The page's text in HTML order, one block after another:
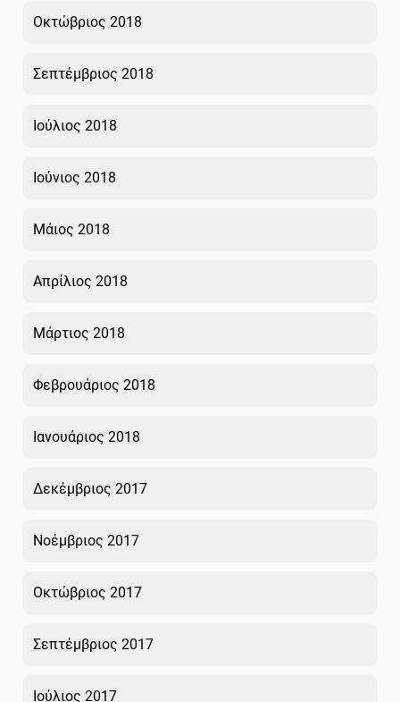
Οκτώβριος 2018
Σεπτέμβριος 2018
Ιούλιος 2018
Ιούνιος 2018
Μάιος 2018
Απρίλιος 2018
Μάρτιος 2018
Φεβρουάριος 2018
Ιανουάριος 2018
Δεκέμβριος 2017
Νοέμβριος 2017
Οκτώβριος 2017
Σεπτέμβριος 2017
Ιούλιος 2017